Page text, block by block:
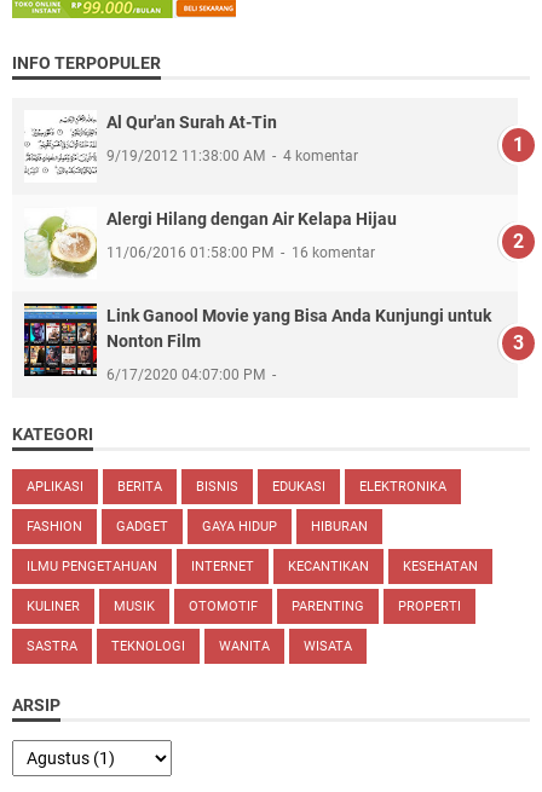
INFO TERPOPULER
Al Qur'an Surah At-Tin
9/19/2012 11:38:00 AM 4 komentar
Alergi Hilang dengan Air Kelapa Hijau
11/06/2016 01:58:00 PM 16 komentar
Link Ganool Movie yang Bisa Anda Kunjungi untuk
Nonton Film
6/17/2020 04:07:00 PM
KATEGORI
APLIKASI BERITA BISNIS EDUKASI ELEKTRONIKA
FASHION GADGET GAYA HIDUP HIBURAN
ILMU PENGETAHUAN INTERNET KECANTIKAN KESEHATAN
KULINER MUSIK OTOMOTIF PARENTING PROPERTI
SASTRA TEKNOLOGI WANITA WISATA
ARSIP